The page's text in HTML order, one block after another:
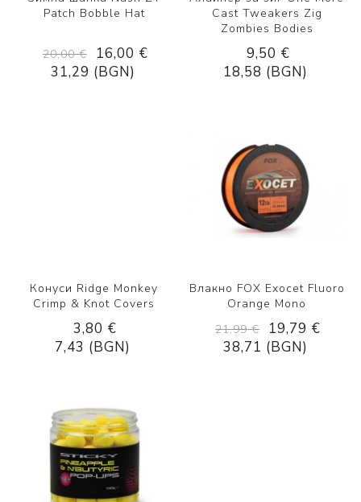
Patch Bobble Hat
20,00 €
16,00 €
31,29 (BGN)
Cast Tweakers Zig
Zombies Bodies
9,50 €
18,58 (BGN)
Конуси Ridge Monkey
Crimp & Knot Covers
3,80 €
7,43 (BGN)
Влакно FOX Exocet Fluoro
Orange Mono
21,99 €
19,79 €
38,71 (BGN)